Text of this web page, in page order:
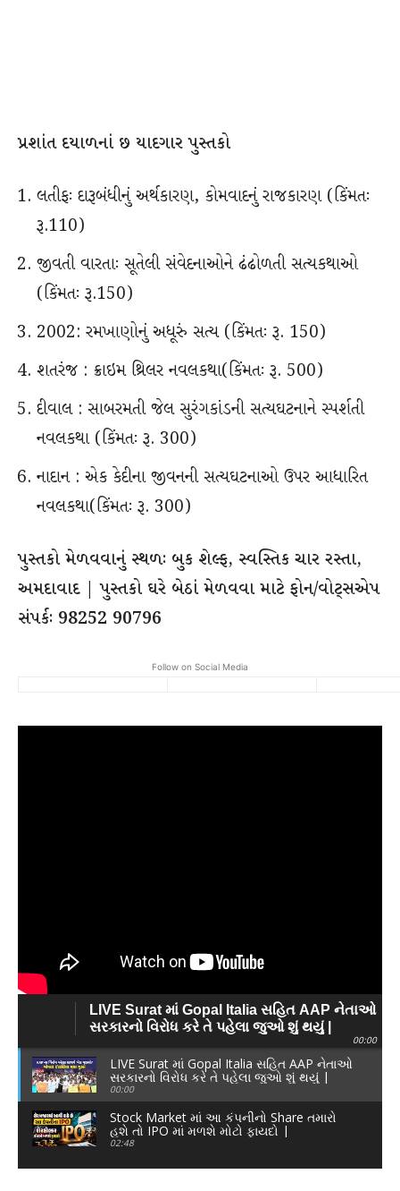
પ્રશાંત દયાળનાં છ યાદગાર પુસ્તકો
લતીફઃ દારૂબંધીનું અર્થકારણ, કોમવાદનું રાજકારણ (કિંમતઃ
રૂ.110)
જીવતી વારતાઃ સૂતેલી સંવેદનાઓને ઢંઢોળતી સત્યકથાઓ
(કિંમતઃ રૂ.150)
2002: રમખાણોનું અધૂરું સત્ય (કિંમતઃ રૂ. 150)
શતરંજ : ક્રાઇમ થ્રિલર નવલકથા(કિંમતઃ રૂ. 500)
દીવાલ : સાબરમતી જેલ સુરંગકાંડની સત્યઘટનાને સ્પર્શતી
નવલકથા (કિંમતઃ રૂ. 300)
નાદાન : એક કેદીના જીવનની સત્યઘટનાઓ ઉપર આધારિત
નવલકથા(કિંમતઃ રૂ. 300)
પુસ્તકો મેળવવાનું સ્થળઃ બુક શેલ્ફ, સ્વસ્તિક ચાર રસ્તા,
અમદાવાદ | પુસ્તકો ઘરે બેઠાં મેળવવા માટે ફોન/વોટ્સએપ
સંપર્કઃ 98252 90796
Follow on Social Media
LIVE Surat માં Gopal Italia સહિત AAP નેતાઓ
સરકારનો વિરોધ કરે તે પહેલા જુઓ શું થયું |
00:00
LIVE Surat માં Gopal Italia સહિત AAP નેતાઓ
સરકારનો વિરોધ કરે તે પહેલા જુઓ શું થયું |
Today Live News
00:00
Stock Market માં આ કંપનીનો Share તમારો
હશે તો IPO માં મળશે મોટો ફાયદો |
Shareholder Quota
02:48